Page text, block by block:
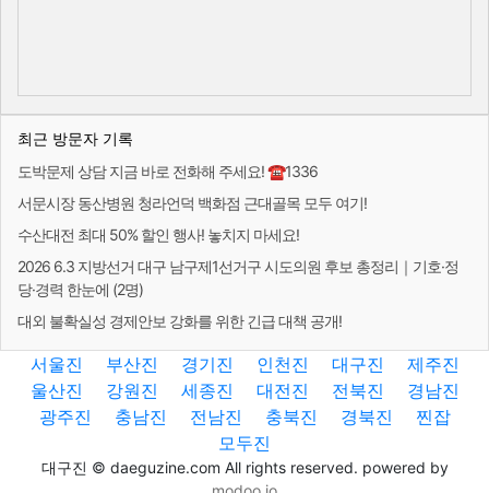
최근 방문자 기록
도박문제 상담 지금 바로 전화해 주세요! ☎1336
서문시장 동산병원 청라언덕 백화점 근대골목 모두 여기!
수산대전 최대 50% 할인 행사! 놓치지 마세요!
2026 6.3 지방선거 대구 남구제1선거구 시도의원 후보 총정리｜기호·정
당·경력 한눈에 (2명)
대외 불확실성 경제안보 강화를 위한 긴급 대책 공개!
서울진 부산진 경기진 인천진 대구진
제주진
울산진
강원진 세종진 대전진 전북진
경남진
광주진
충남진 전남진 충북진 경북진
찐잡
모두진
대구진 © daeguzine.com All rights reserved. powered by